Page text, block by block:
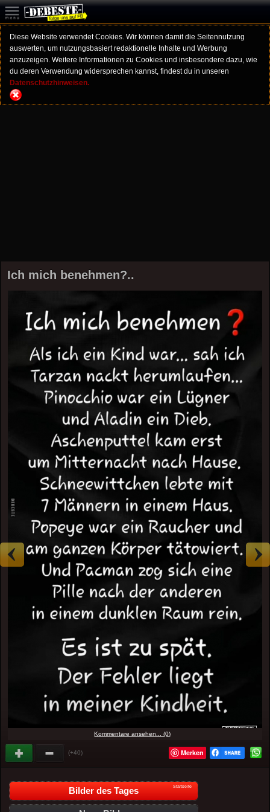
Diese Website verwendet Cookies. Wir können damit die Seitennutzung
auswerten, um nutzungsbasiert redaktionelle Inhalte und Werbung
anzuzeigen. Weitere Informationen zu Cookies und insbesondere dazu, wie
du deren Verwendung widersprechen kannst, findest du in unseren
Datenschutzhinweisen.
Ich mich benehmen?..
Kommentare ansehen... (0)
(+40) Merken
Bilder des Tages Startseite